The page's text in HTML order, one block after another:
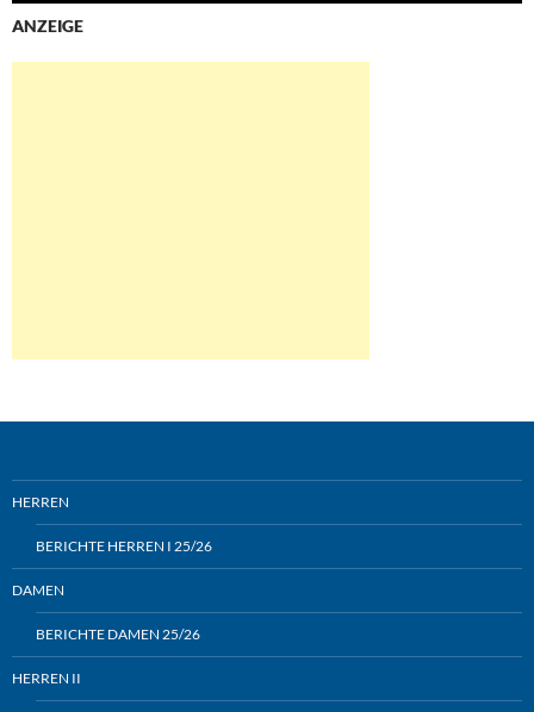
ANZEIGE
HERREN
BERICHTE HERREN I 25/26
DAMEN
BERICHTE DAMEN 25/26
HERREN II